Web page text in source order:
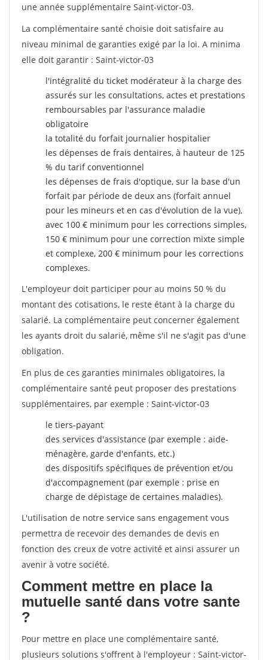
une année supplémentaire Saint-victor-03.
La complémentaire santé choisie doit satisfaire au
niveau minimal de garanties exigé par la loi. A minima
elle doit garantir : Saint-victor-03
l'intégralité du ticket modérateur à la charge des
assurés sur les consultations, actes et prestations
remboursables par l'assurance maladie
obligatoire
la totalité du forfait journalier hospitalier
les dépenses de frais dentaires, à hauteur de 125
% du tarif conventionnel
les dépenses de frais d'optique, sur la base d'un
forfait par période de deux ans (forfait annuel
pour les mineurs et en cas d'évolution de la vue),
avec 100 € minimum pour les corrections simples,
150 € minimum pour une correction mixte simple
et complexe, 200 € minimum pour les corrections
complexes.
L'employeur doit participer pour au moins 50 % du
montant des cotisations, le reste étant à la charge du
salarié. La complémentaire peut concerner également
les ayants droit du salarié, même s'il ne s'agit pas d'une
obligation.
En plus de ces garanties minimales obligatoires, la
complémentaire santé peut proposer des prestations
supplémentaires, par exemple : Saint-victor-03
le tiers-payant
des services d'assistance (par exemple : aide-
ménagère, garde d'enfants, etc.)
des dispositifs spécifiques de prévention et/ou
d'accompagnement (par exemple : prise en
charge de dépistage de certaines maladies).
L'utilisation de notre service sans engagement vous
permettra de recevoir des demandes de devis en
fonction des creux de votre activité et ainsi assurer un
avenir à votre société.
Comment mettre en place la
mutuelle santé dans votre sante
?
Pour mettre en place une complémentaire santé,
plusieurs solutions s'offrent à l'employeur : Saint-victor-